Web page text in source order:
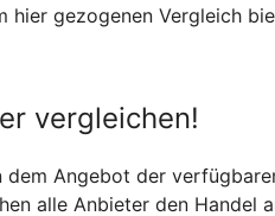
hier gezogenen Vergleich
vergleichen!
Angebot der
alle Anbieter den Handel